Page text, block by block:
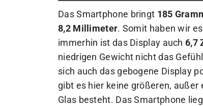
Das Smartphone bringt 185
8,2 Millimeter. Somit haben wir
immerhin ist das Display auch6,7
niedrigen Gewicht nicht das
sich auch das gebogene Display
gibt es hier keine größeren,
Glas besteht. Das Smartphone